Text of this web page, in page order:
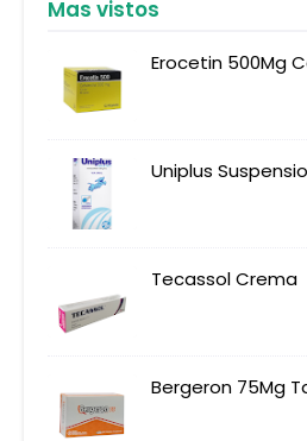
Mas vistos
Erocetin 500Mg
Uniplus
Tecassol Crema
Bergeron 75Mg